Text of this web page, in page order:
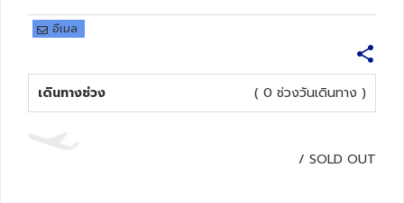
อีเมล
เดินทางช่วง ( 0 ช่วงวันเดินทาง )
/ SOLD OUT
ทัวร์สิงคโปร์
ทัวร์สวิตเซอร์แลนด์